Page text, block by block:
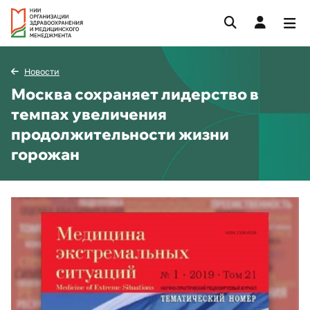
Новости
Москва сохраняет лидерство в
темпах увеличения
продолжительности жизни
горожан